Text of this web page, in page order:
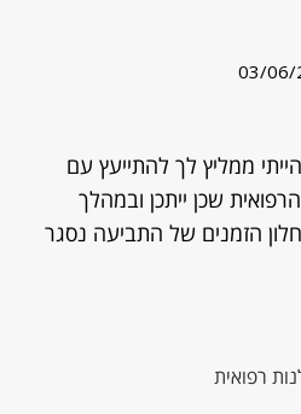
03/06/
ממליץ לך להתייעץ עם
שכן ייתכן ובמהלך
הזמנים של התביעה נסגר
רפואית